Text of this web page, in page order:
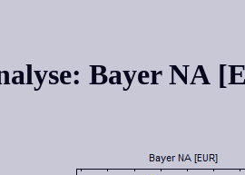
Bayer NA